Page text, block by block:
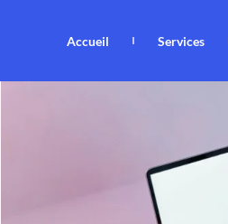
Accueil Services